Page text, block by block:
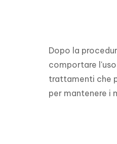
Dopo la
comportare
trattamenti che
per mantenere i